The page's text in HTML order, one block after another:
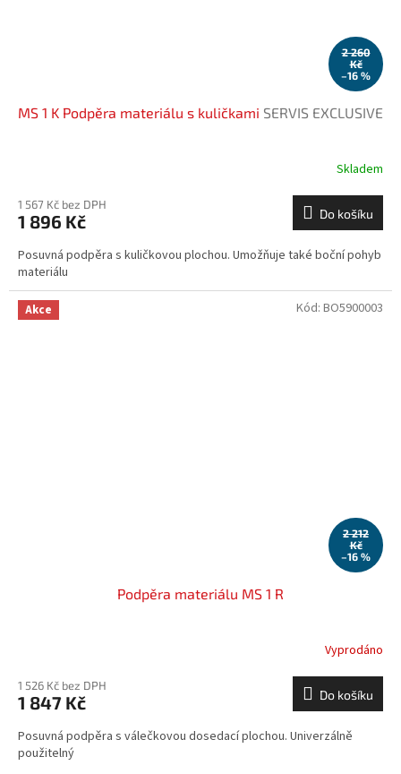
2 260
Kč
–16 %
MS 1 K Podpěra materiálu s kuličkami SERVIS EXCLUSIVE
Skladem
1 567 Kč bez DPH
1 896 Kč Do košíku
Posuvná podpěra s kuličkovou plochou. Umožňuje také boční pohyb
materiálu
Akce
2 212
Kč
–16 %
Podpěra materiálu MS 1 R
Vyprodáno
1 526 Kč bez DPH
1 847 Kč Do košíku
Posuvná podpěra s válečkovou dosedací plochou. Univerzálně
použitelný
Kód: BO5900003